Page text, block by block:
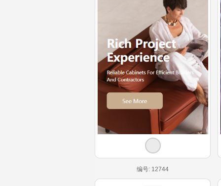
编号: 12744